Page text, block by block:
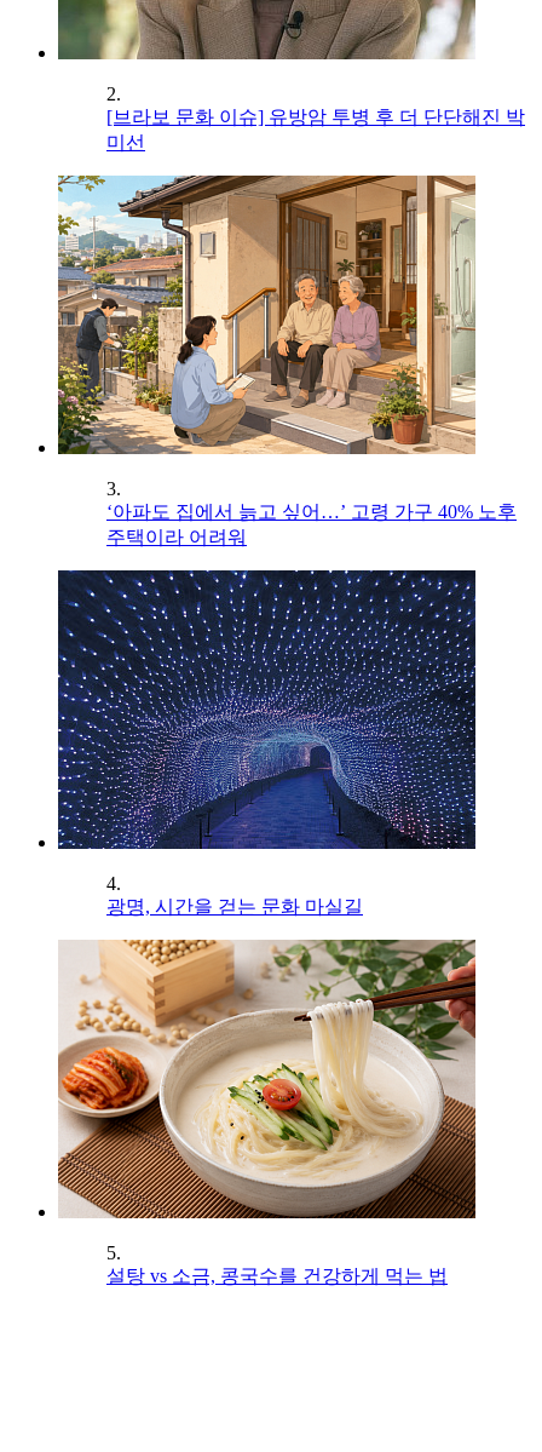
2.
[브라보 문화 이슈] 유방암 투병 후 더 단단해진 박
미선
3.
‘아파도 집에서 늙고 싶어…’ 고령 가구 40% 노후
주택이라 어려워
4.
광명, 시간을 걷는 문화 마실길
5.
설탕 vs 소금, 콩국수를 건강하게 먹는 법